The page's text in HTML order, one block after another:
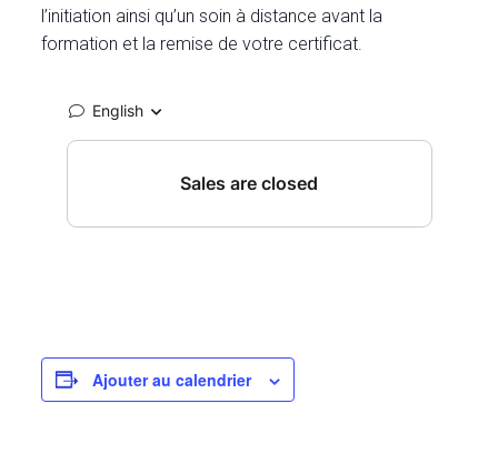
l’initiation ainsi qu’un soin à distance avant la
formation et la remise de votre certificat.
Ajouter au calendrier